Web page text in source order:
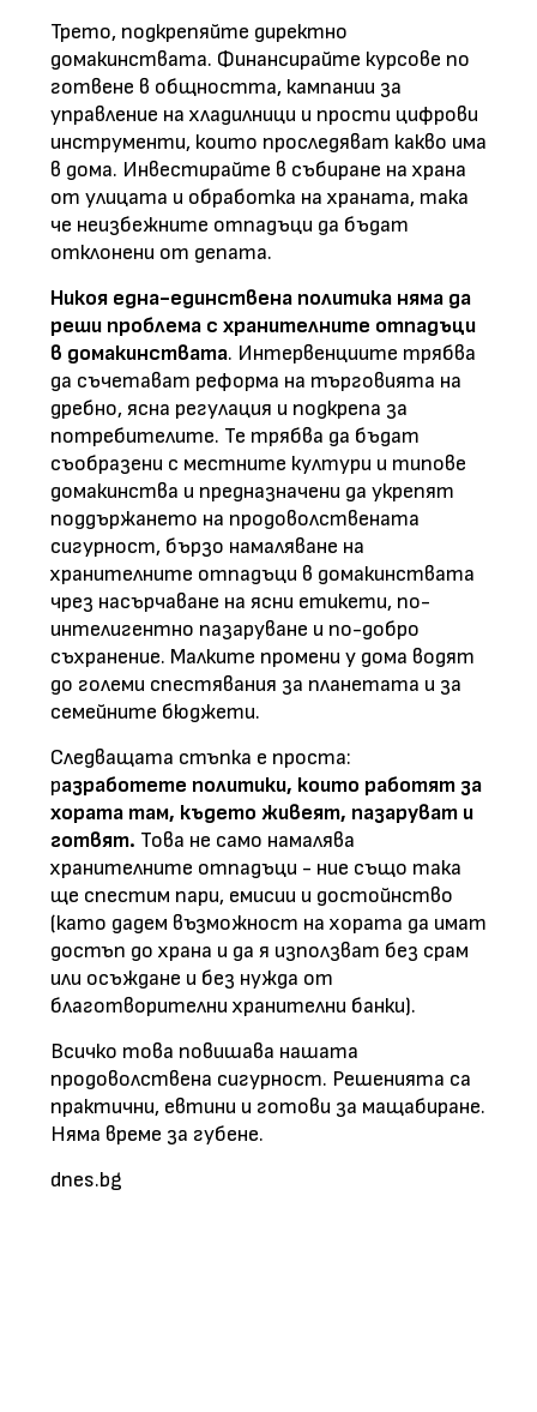
Трето, подкрепяйте директно
домакинствата. Финансирайте курсове по
готвене в общността, кампании за
управление на хладилници и прости цифрови
инструменти, които проследяват какво има
в дома. Инвестирайте в събиране на храна
от улицата и обработка на храната, така
че неизбежните отпадъци да бъдат
отклонени от депата.
Никоя една-единствена политика няма да
реши проблема с хранителните отпадъци
в домакинствата. Интервенциите трябва
да съчетават реформа на търговията на
дребно, ясна регулация и подкрепа за
потребителите. Те трябва да бъдат
съобразени с местните култури и типове
домакинства и предназначени да укрепят
поддържането на продоволствената
сигурност, бързо намаляване на
хранителните отпадъци в домакинствата
чрез насърчаване на ясни етикети, по-
интелигентно пазаруване и по-добро
съхранение. Малките промени у дома водят
до големи спестявания за планетата и за
семейните бюджети.
Следващата стъпка е проста:
разработете политики, които работят за
хората там, където живеят, пазаруват и
готвят. Това не само намалява
хранителните отпадъци - ние също така
ще спестим пари, емисии и достойнство
(като дадем възможност на хората да имат
достъп до храна и да я използват без срам
или осъждане и без нужда от
благотворителни хранителни банки).
Всичко това повишава нашата
продоволствена сигурност. Решенията са
практични, евтини и готови за мащабиране.
Няма време за губене.
dnes.bg